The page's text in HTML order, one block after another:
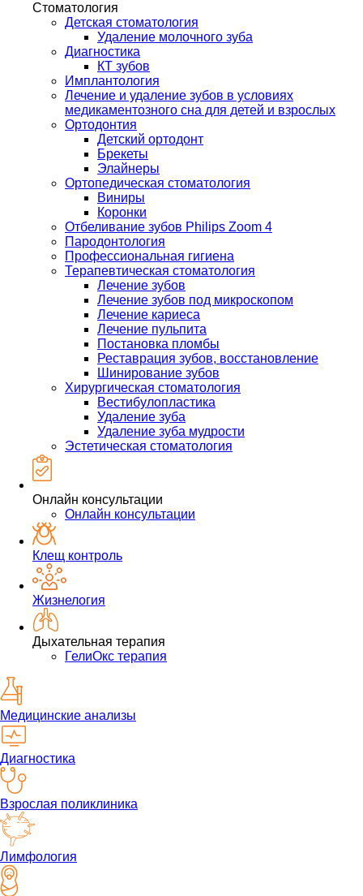
Стоматология
Детская стоматология
Удаление молочного зуба
Диагностика
КТ зубов
Имплантология
Лечение и удаление зубов в условиях
медикаментозного сна для детей и взрослых
Ортодонтия
Детский ортодонт
Брекеты
Элайнеры
Ортопедическая стоматология
Виниры
Коронки
Отбеливание зубов Philips Zoom 4
Пародонтология
Профессиональная гигиена
Терапевтическая стоматология
Лечение зубов
Лечение зубов под микроскопом
Лечение кариеса
Лечение пульпита
Постановка пломбы
Реставрация зубов, восстановление
Шинирование зубов
Хирургическая стоматология
Вестибулопластика
Удаление зуба
Удаление зуба мудрости
Эстетическая стоматология
Онлайн консультации
Онлайн консультации
Клещ контроль
Жизнелогия
Дыхательная терапия
ГелиОкс терапия
Медицинские анализы
Диагностика
Взрослая поликлиника
Лимфология